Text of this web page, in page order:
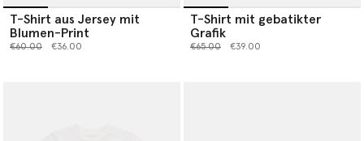
T-Shirt aus Jersey mit
Blumen-Print
Preis reduziert von
€60.00bis€36.00
T-Shirt mit gebatikter
Grafik
Preis reduziert von
€65.00bis€39.00